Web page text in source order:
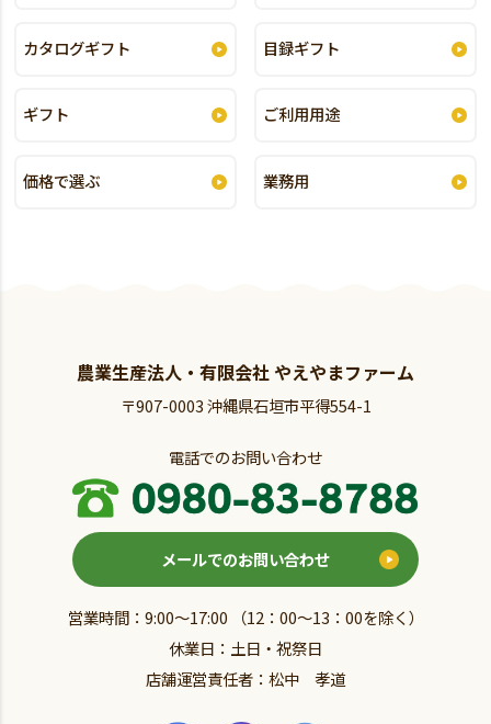
カタログギフト 目録ギフト
ギフト ご利用用途
価格で選ぶ 業務用
農業生産法人・有限会社 やえやまファーム
〒907-0003 沖縄県石垣市平得554-1
電話でのお問い合わせ
メールでのお問い合わせ
営業時間：9:00～17:00 （12：00～13：00を除く）
休業日：土日・祝祭日
店舗運営責任者：松中 孝道